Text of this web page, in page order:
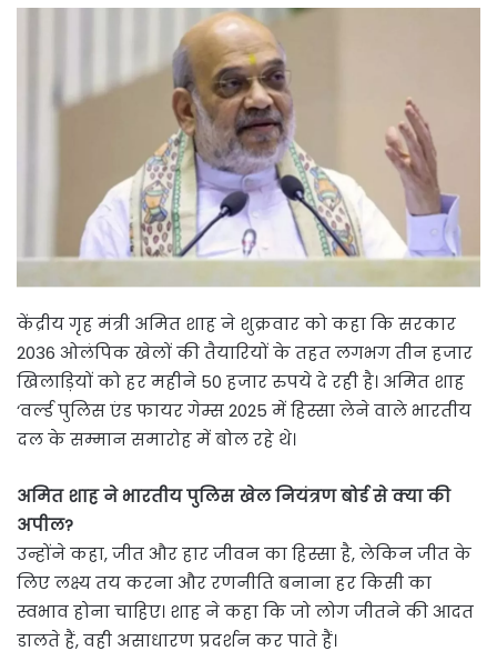
केंद्रीय गृह मंत्री अमित शाह ने शुक्रवार को कहा कि सरकार
2036 ओलंपिक खेलों की तैयारियों के तहत लगभग तीन हजार
खिलाड़ियों को हर महीने 50 हजार रुपये दे रही है। अमित शाह
‘व‌र्ल्ड पुलिस एंड फायर गेम्स 2025 में हिस्सा लेने वाले भारतीय
दल के सम्मान समारोह में बोल रहे थे।
अमित शाह ने भारतीय पुलिस खेल नियंत्रण बोर्ड से क्या की
अपील?
उन्होंने कहा, जीत और हार जीवन का हिस्सा है, लेकिन जीत के
लिए लक्ष्य तय करना और रणनीति बनाना हर किसी का
स्वभाव होना चाहिए। शाह ने कहा कि जो लोग जीतने की आदत
डालते हैं, वही असाधारण प्रदर्शन कर पाते हैं।